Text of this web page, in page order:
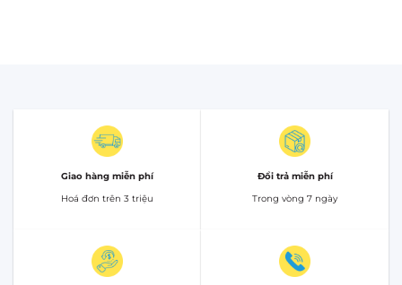
Giao hàng miễn phí
Hoá đơn trên 3 triệu
Đổi trả miễn phí
Trong vòng 7 ngày